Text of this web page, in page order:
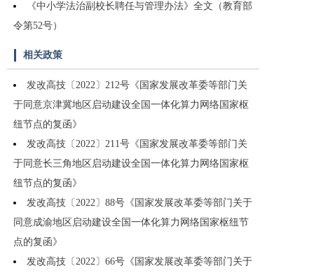
《中小学法治副校长聘任与管理办法》全文（教育部
令第52号）
相关政策
发改高技〔2022〕212号《国家发展改革委等部门关
于同意京津冀地区启动建设全国一体化算力网络国家枢
纽节点的复函》
发改高技〔2022〕211号《国家发展改革委等部门关
于同意长三角地区启动建设全国一体化算力网络国家枢
纽节点的复函》
发改高技〔2022〕88号《国家发展改革委等部门关于
同意成渝地区启动建设全国一体化算力网络国家枢纽节
点的复函》
发改高技〔2022〕66号《国家发展改革委等部门关于